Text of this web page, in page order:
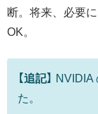
断。将来、必要
OK。
【追記】
NVIDIA
た。